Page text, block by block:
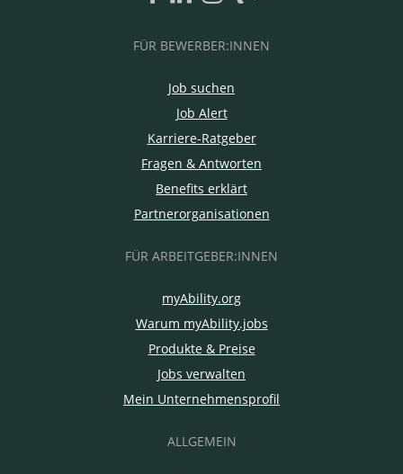
FÜR BEWERBER:INNEN
Job suchen
Job Alert
Karriere-Ratgeber
Fragen & Antworten
Benefits erklärt
Partnerorganisationen
FÜR ARBEITGEBER:INNEN
myAbility.org
Warum myAbility.jobs
Produkte & Preise
Jobs verwalten
Mein Unternehmensprofil
ALLGEMEIN